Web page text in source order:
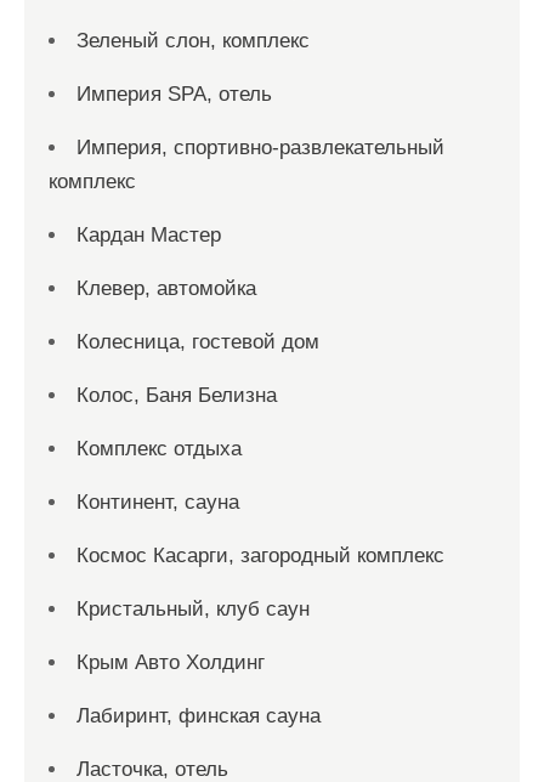
Зеленый слон, комплекс
Империя SPA, отель
Империя, спортивно-развлекательный
комплекс
Кардан Мастер
Клевер, автомойка
Колесница, гостевой дом
Колос, Баня Белизна
Комплекс отдыха
Континент, сауна
Космос Касарги, загородный комплекс
Кристальный, клуб саун
Крым Авто Холдинг
Лабиринт, финская сауна
Ласточка, отель